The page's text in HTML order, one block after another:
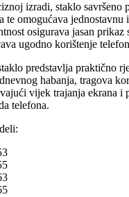
izradi, staklo savršeno
te omogućava jednostavnu
osigurava jasan prikaz
ugodno korištenje
predstavlja praktično
habanja, tragova
vijek trajanja ekrana i
telefona.